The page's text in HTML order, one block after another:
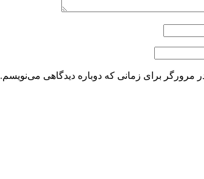
مرورگر برای زمانی که دوباره دیدگاهی می‌نویسم.